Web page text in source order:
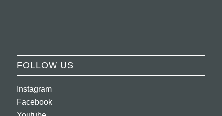
FOLLOW US
Instagram
Facebook